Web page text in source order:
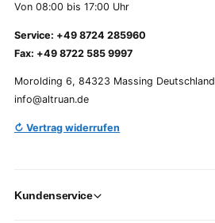
Von 08:00 bis 17:00 Uhr
Service: +49 8724 285960
Fax: +49 8722 585 9997
Morolding 6, 84323 Massing Deutschland
info@altruan.de
↻ Vertrag widerrufen
Kundenservice